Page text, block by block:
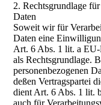
2. Rechtsgrundlage
Daten
Soweit wir für
Daten eine
Art. 6 Abs. 1 lit. a
als Rechtsgrundlage.
personenbezogenen
deßen Vertragspartei
dient Art. 6 Abs. 1 lit.
auch für